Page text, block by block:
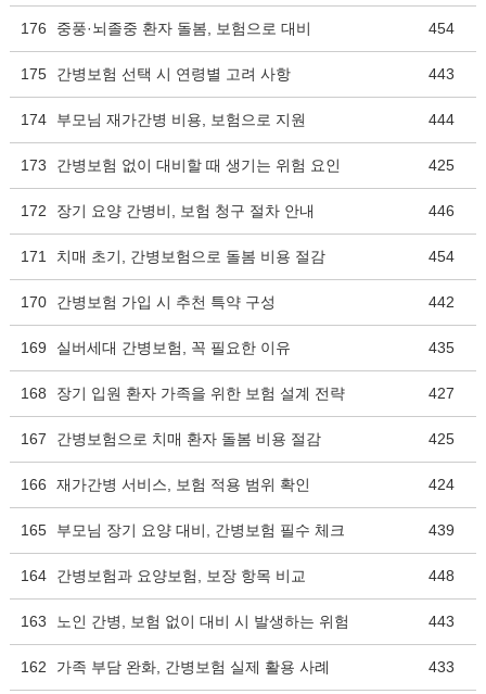
176 중풍·뇌졸중 환자 돌봄, 보험으로 대비 454
175 간병보험 선택 시 연령별 고려 사항 443
174 부모님 재가간병 비용, 보험으로 지원 444
173 간병보험 없이 대비할 때 생기는 위험 요인 425
172 장기 요양 간병비, 보험 청구 절차 안내 446
171 치매 초기, 간병보험으로 돌봄 비용 절감 454
170 간병보험 가입 시 추천 특약 구성 442
169 실버세대 간병보험, 꼭 필요한 이유 435
168 장기 입원 환자 가족을 위한 보험 설계 전략 427
167 간병보험으로 치매 환자 돌봄 비용 절감 425
166 재가간병 서비스, 보험 적용 범위 확인 424
165 부모님 장기 요양 대비, 간병보험 필수 체크 439
164 간병보험과 요양보험, 보장 항목 비교 448
163 노인 간병, 보험 없이 대비 시 발생하는 위험 443
162 가족 부담 완화, 간병보험 실제 활용 사례 433